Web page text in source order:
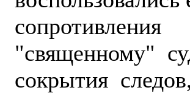
сопротивления
"священному"
сокрытия